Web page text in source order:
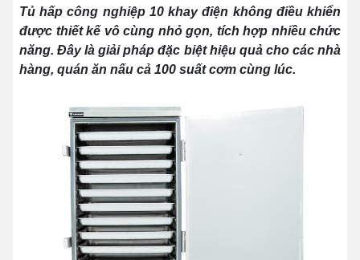
Tủ hấp công nghiệp 10 khay điện không điều khiển
được thiết kế vô cùng nhỏ gọn, tích hợp nhiều chức
năng. Đây là giải pháp đặc biệt hiệu quả cho các nhà
hàng, quán ăn nấu cả 100 suất cơm cùng lúc.